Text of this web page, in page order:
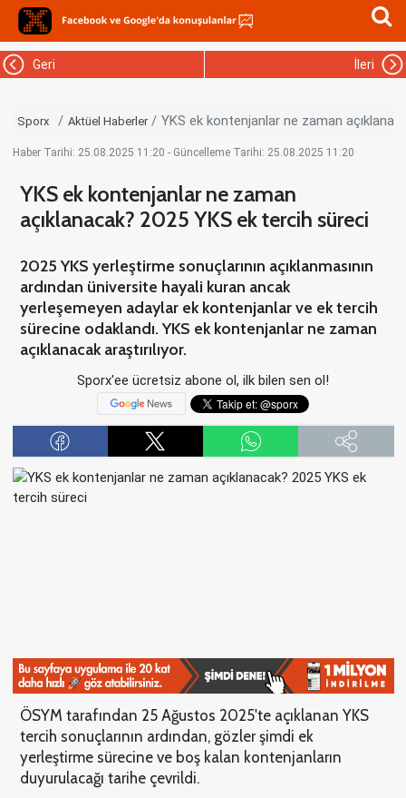
Geri İleri
Sporx Aktüel Haberler YKS ek kontenjanlar ne zaman
Haber Tarihi: 25.08.2025 11:20 - Güncelleme Tarihi: 25.08.2025 11:20
YKS ek kontenjanlar ne zaman
açıklanacak? 2025 YKS ek tercih süreci
2025 YKS yerleştirme sonuçlarının açıklanmasının
ardından üniversite hayali kuran ancak
yerleşemeyen adaylar ek kontenjanlar ve ek tercih
sürecine odaklandı. YKS ek kontenjanlar ne zaman
açıklanacak araştırılıyor.
Sporx'ee ücretsiz abone ol, ilk bilen sen ol!
ÖSYM tarafından 25 Ağustos 2025'te açıklanan YKS
tercih sonuçlarının ardından, gözler şimdi ek
yerleştirme sürecine ve boş kalan kontenjanların
duyurulacağı tarihe çevrildi.